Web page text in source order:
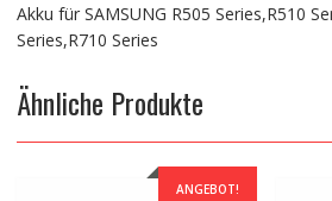
Akku für SAMSUNG R505 Series,R510
Series,R710 Series
Ähnliche Produkte
ANGEBOT!